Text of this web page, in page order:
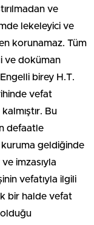
ve
lekeleyici ve
korunamaz. Tüm
ve doküman
birey H.T.
vefat
Bu
defaatle
geldiğinde
imzasıyla
vefatıyla ilgili
bir halde vefat